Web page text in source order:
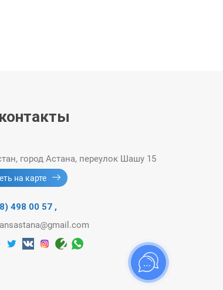
город Астана, переулок Шашу 15
на карте
498 00 57 ,